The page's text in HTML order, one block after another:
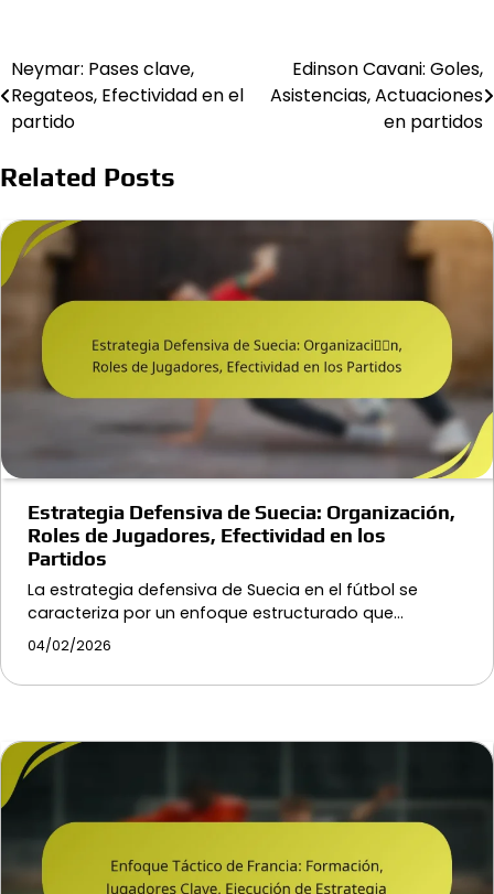
Post
navigation
Neymar: Pases clave,
Regateos, Efectividad en el
partido
Edinson Cavani: Goles,
Asistencias, Actuaciones
en partidos
Related Posts
Estrategia Defensiva de Suecia: Organización,
Roles de Jugadores, Efectividad en los
Partidos
La estrategia defensiva de Suecia en el fútbol se
caracteriza por un enfoque estructurado que…
04/02/2026